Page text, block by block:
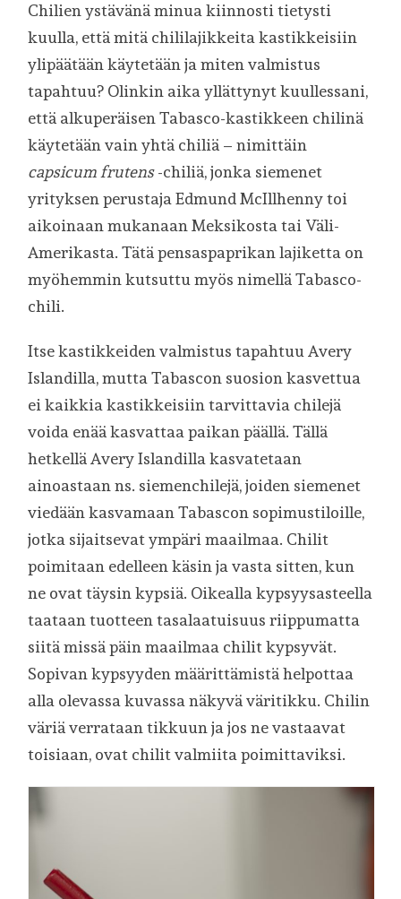
Chilien ystävänä minua kiinnosti tietysti
kuulla, että mitä chililajikkeita kastikkeisiin
ylipäätään käytetään ja miten valmistus
tapahtuu? Olinkin aika yllättynyt kuullessani,
että alkuperäisen Tabasco-kastikkeen chilinä
käytetään vain yhtä chiliä – nimittäin
capsicum frutens-chiliä, jonka siemenet
yrityksen perustaja Edmund McIllhenny toi
aikoinaan mukanaan Meksikosta tai Väli-
Amerikasta. Tätä pensaspaprikan lajiketta on
myöhemmin kutsuttu myös nimellä Tabasco-
chili.
Itse kastikkeiden valmistus tapahtuu Avery
Islandilla, mutta Tabascon suosion kasvettua
ei kaikkia kastikkeisiin tarvittavia chilejä
voida enää kasvattaa paikan päällä. Tällä
hetkellä Avery Islandilla kasvatetaan
ainoastaan ns. siemenchilejä, joiden siemenet
viedään kasvamaan Tabascon sopimustiloille,
jotka sijaitsevat ympäri maailmaa. Chilit
poimitaan edelleen käsin ja vasta sitten, kun
ne ovat täysin kypsiä. Oikealla kypsyysasteella
taataan tuotteen tasalaatuisuus riippumatta
siitä missä päin maailmaa chilit kypsyvät.
Sopivan kypsyyden määrittämistä helpottaa
alla olevassa kuvassa näkyvä väritikku. Chilin
väriä verrataan tikkuun ja jos ne vastaavat
toisiaan, ovat chilit valmiita poimittaviksi.